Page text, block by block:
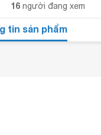
16 người đang xem
tin sản phẩm